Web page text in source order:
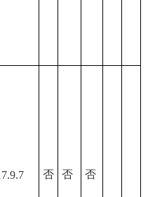
否 否 否